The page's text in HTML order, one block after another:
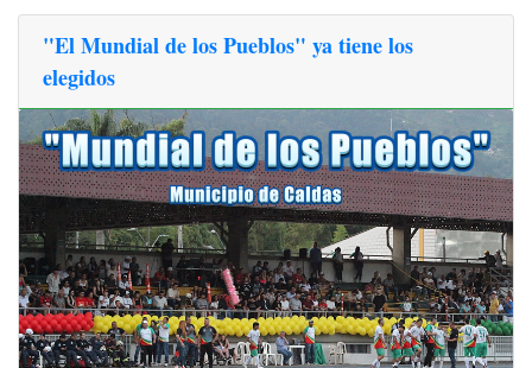
"El Mundial de los Pueblos" ya tiene los
elegidos